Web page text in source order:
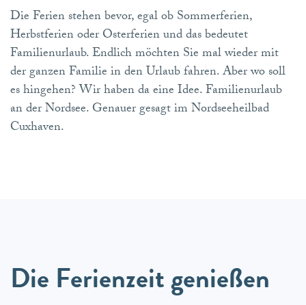
Die Ferien stehen bevor, egal ob Sommerferien,
Herbstferien oder Osterferien und das bedeutet
Familienurlaub. Endlich möchten Sie mal wieder mit
der ganzen Familie in den Urlaub fahren. Aber wo soll
es hingehen? Wir haben da eine Idee. Familienurlaub
an der Nordsee. Genauer gesagt im Nordseeheilbad
Cuxhaven.
Die Ferienzeit genießen